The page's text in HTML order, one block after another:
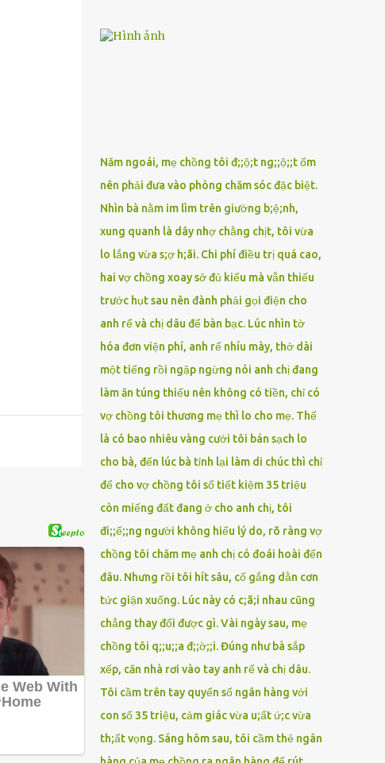
được 1 năm thì mẹ cô sức khỏe yếu đi nên cô
phẩm đủ cả thì Linh lại sống rất giản dị. Cô
cũng muốn làm đẹp nhưng nghĩ thà dành
tiền đó mua đồ ăn ngon bồi bổ cho mẹ thì sẽ
tốt hơn. Gần 30 tuổi Linh vẫn chưa có chồng,
phần vì gia đình Linh nghèo, phần nữa là
Linh sợ cảnh lấy chồng rồi bỏ mẹ một mình
Xuân là bạn học cũ của mẹ Linh đến chơi,
thấy Linh liền khen nức nở: ”Ôi trời, cái Linh
càng ngày càng xinh ra ấy nhỉ? Thế sắp lấy
chồng chưa cháu?”. Nghe đến đó thì mẹ Linh
tiếp lời: ”Cô...
Năm ngoái, mẹ chồng tôi đ;;ộ;t ng;;ộ;;t ốm
nên phải đưa vào phòng chăm sóc đặc biệt.
Nhìn bà nằm im lìm trên giường b;ệ;nh,
xung quanh là dây nhợ chằng chịt, tôi vừa
lo lắng vừa s;ợ h;ãi. Chi phí điều trị quá cao,
hai vợ chồng xoay sở đủ kiểu mà vẫn thiếu
trước hụt sau nên đành phải gọi điện cho
anh rể và chị dâu để bàn bạc. Lúc nhìn tờ
hóa đơn viện phí, anh rể nhíu mày, thở dài
một tiếng rồi ngập ngừng nói anh chị đang
làm ăn túng thiếu nên không có tiền, chỉ có
vợ chồng tôi thương mẹ thì lo cho mẹ. Thế
là có bao nhiêu vàng cưới tôi bán sạch lo
cho bà, đến lúc bà tỉnh lại làm di chúc thì chỉ
để cho vợ chồng tôi sổ tiết kiệm 35 triệu
còn miếng đất đang ở cho anh chị, tôi
đi;;ế;;ng người không hiểu lý do, rõ ràng vợ
chồng tôi chăm mẹ anh chị có đoái hoài đến
đâu. Nhưng rồi tôi hít sâu, cố gắng dằn cơn
tức giận xuống. Lúc này có c;ã;i nhau cũng
chẳng thay đổi được gì. Vài ngày sau, mẹ
chồng tôi q;;u;;a đ;;ờ;;i. Đúng như bà sắp
xếp, căn nhà rơi vào tay anh rể và chị dâu.
Tôi cầm trên tay quyển sổ ngân hàng với
con số 35 triệu, cảm giác vừa u;ất ứ;c vừa
th;ất vọng. Sáng hôm sau, tôi cầm thẻ ngân